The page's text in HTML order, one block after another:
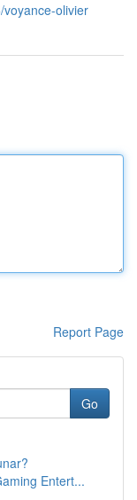
olivier
Report Page
Go
Entert...